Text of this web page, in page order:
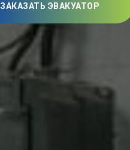
ЗАКАЗАТЬ ЭВАКУАТОР